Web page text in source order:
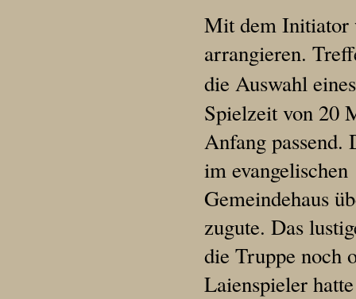
Mit dem Initiator
arrangieren.
die Auswahl
Spielzeit von 20
Anfang passend.
im evangelischen
Gemeindehaus
zugute. Das
die Truppe noch
Laienspieler